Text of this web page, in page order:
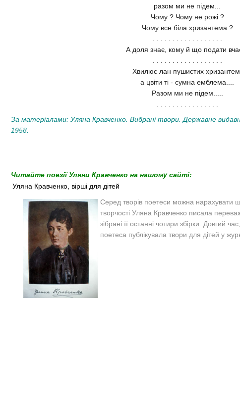
разом ми не підем...
Чому ? Чому не рожі ?
Чому все біла хризантема ?
. . . . . . . . . . . . . . . . . .
А доля знає, кому й що подати
. . . . . . . . . . . . . . . . . .
Хвилює лан пушистих
а цвіти ті - сумна емблема....
Разом ми не підем.....
. . . . . . . . . . . . . . . .
За матеріалами: Уляна Кравченко. Вибрані твори. Державне
1958.
Читайте поезії Уляни Кравченко на нашому сайті:
Уляна Кравченко, вірші для дітей
Серед творів поетеси можна нарахувати
творчості Уляна Кравченко писала
зібрані її останні чотири збірки. Довгий
поетеса публікувала твори для дітей у